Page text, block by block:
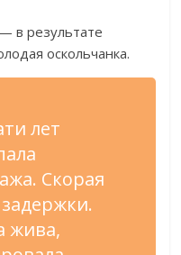
— в результате
оскольчанка.
лет
Скорая
жива,